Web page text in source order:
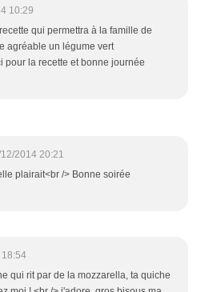
10:29
qui permettra à la famille de
agréable un légume vert
pour la recette et bonne journée
2014 20:21
plairait<br /> Bonne soirée
qui rit par de la mozzarella, ta quiche